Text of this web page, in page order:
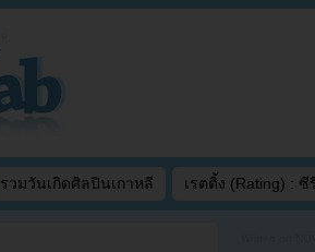
รวมวันเกิดศิลปินเกาหลี เรตติ้ง (Rating) : ซี